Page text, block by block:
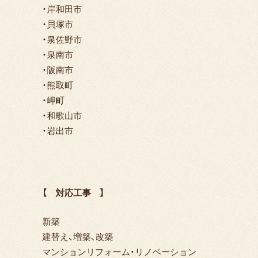
・岸和田市
・貝塚市
・泉佐野市
・泉南市
・阪南市
・熊取町
・岬町
・和歌山市
・岩出市
【 対応工事 】
新築
建替え、増築、改築
マンションリフォーム・リノベーション